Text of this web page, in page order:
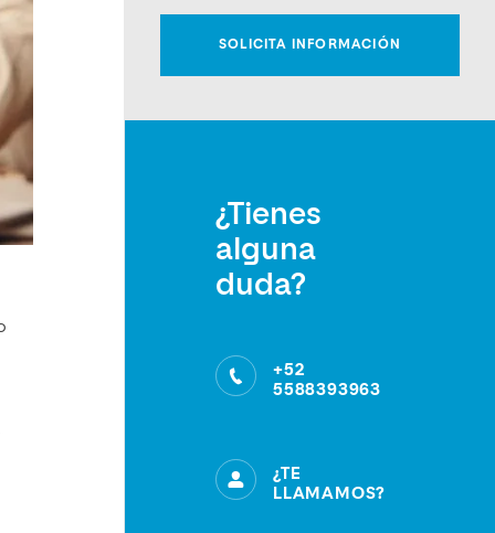
¿Tienes
alguna
duda?
+52
5588393963
¿TE
LLAMAMOS?